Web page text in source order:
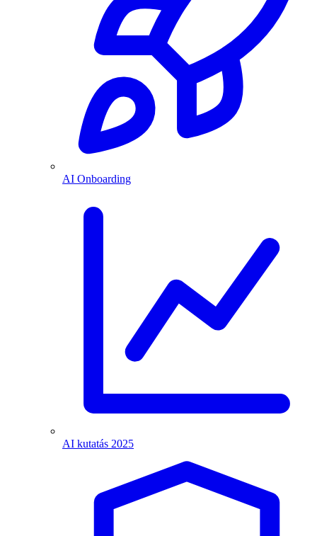
AI Onboarding
AI kutatás 2025